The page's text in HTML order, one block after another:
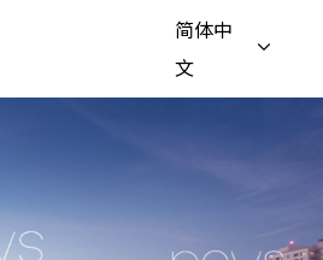
简体中
文